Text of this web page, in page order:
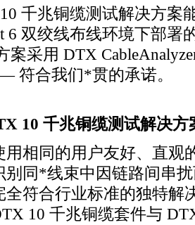
千兆铜缆测试解决方案
6 双绞线布线环境下部
案采用 DTX
符合我们*贯的承诺。
10 千兆铜缆测试解决方
用相同的用户友好、直观
别同 *线束中因链路间串
全符合行业标准的独特解
10 千兆铜缆套件与